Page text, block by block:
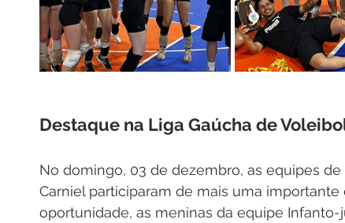
Destaque na Liga Gaúcha de
No domingo, 03 de dezembro, as equipes
Carniel participaram de mais uma
oportunidade, as meninas da equipe